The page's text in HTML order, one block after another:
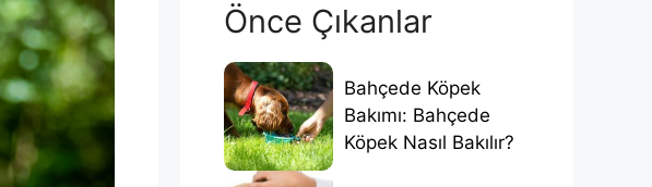
Önce Çıkanlar
Bahçede Köpek
Bakımı: Bahçede
Köpek Nasıl Bakılır?